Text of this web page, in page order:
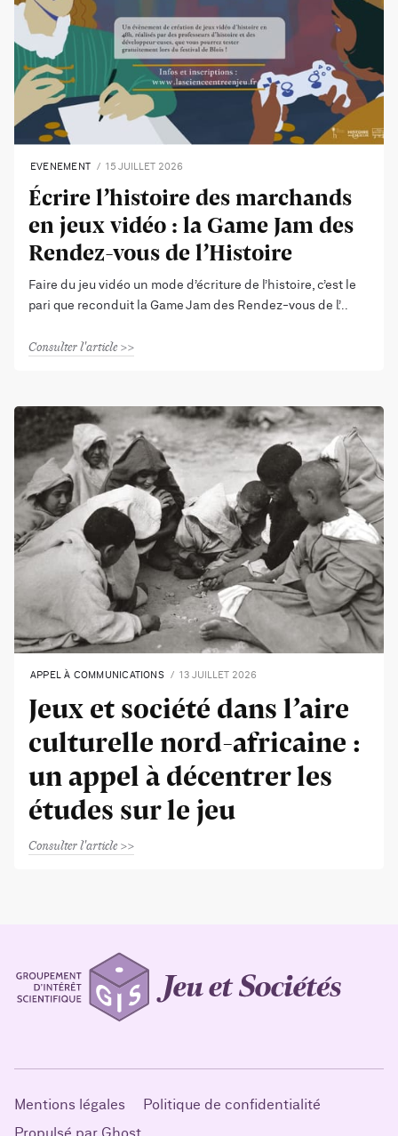
EVENEMENT 15 JUILLET 2026
Écrire l’histoire des marchands
en jeux vidéo : la Game Jam des
Rendez-vous de l’Histoire
Faire du jeu vidéo un mode d’écriture de l’histoire, c’est le
pari que reconduit la Game Jam des Rendez-vous de l’
Consulter l'article
APPEL À COMMUNICATIONS 13 JUILLET 2026
Jeux et société dans l’aire
culturelle nord-africaine :
un appel à décentrer les
études sur le jeu
Consulter l'article
Mentions légales
Politique de confidentialité
Propulsé par Ghost